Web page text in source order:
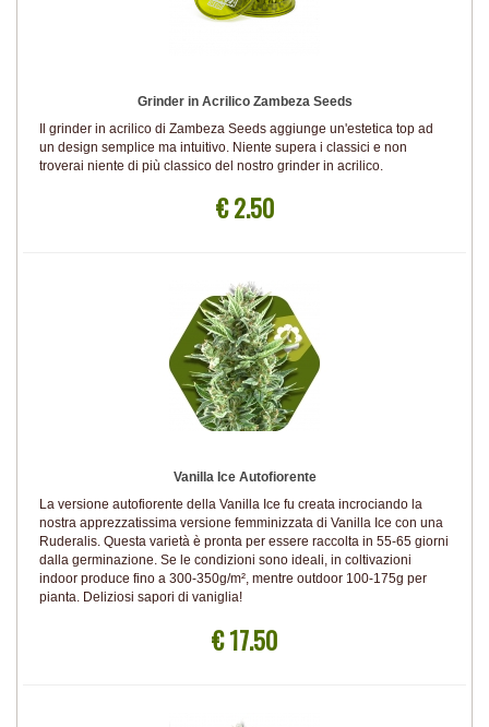
Grinder in Acrilico Zambeza Seeds
Il grinder in acrilico di Zambeza Seeds aggiunge un'estetica top ad
un design semplice ma intuitivo. Niente supera i classici e non
troverai niente di più classico del nostro grinder in acrilico.
€ 2.50
Vanilla Ice Autofiorente
La versione autofiorente della Vanilla Ice fu creata incrociando la
nostra apprezzatissima versione femminizzata di Vanilla Ice con una
Ruderalis. Questa varietà è pronta per essere raccolta in 55-65 giorni
dalla germinazione. Se le condizioni sono ideali, in coltivazioni
indoor produce fino a 300-350g/m², mentre outdoor 100-175g per
pianta. Deliziosi sapori di vaniglia!
€ 17.50